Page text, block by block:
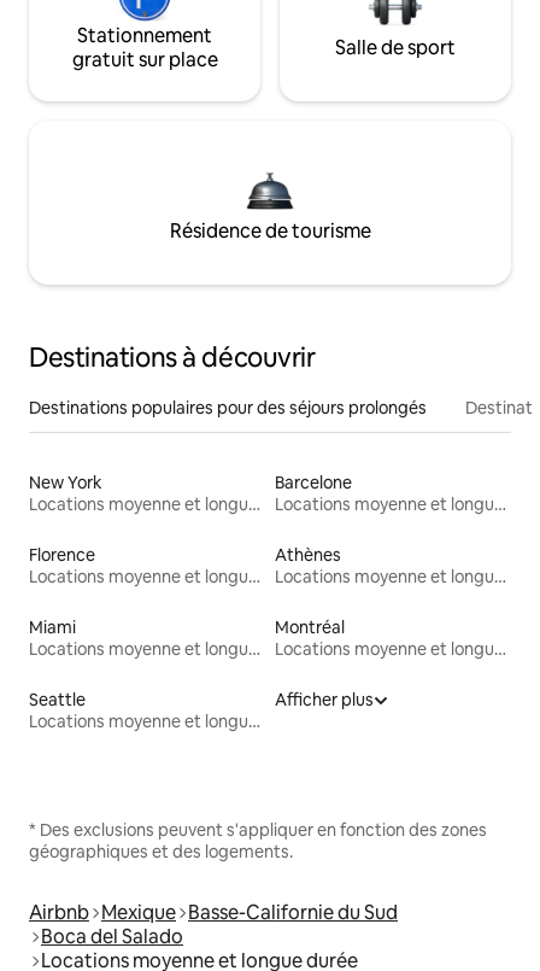
Stationnement
gratuit sur place
Salle de sport
Résidence de tourisme
Destinations à découvrir
Destinations populaires pour des séjours prolongés
New York
Locations moyenne et longue durée
Barcelone
Locations moyenne et longue durée
Florence
Locations moyenne et longue durée
Athènes
Locations moyenne et longue durée
Miami
Locations moyenne et longue durée
Montréal
Locations moyenne et longue durée
Seattle
Locations moyenne et longue durée
Afficher plus
* Des exclusions peuvent s'appliquer en fonction des zones
géographiques et des logements.
Airbnb Mexique Basse-Californie du Sud
Boca del Salado
Locations moyenne et longue durée